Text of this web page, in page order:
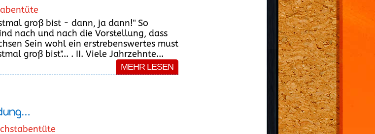
groß bist - dann, ja dann!" So
nach und nach die Vorstellung, dass
Sein wohl ein erstrebenswertes must
groß bist"... . II. Viele Jahrzehnte...
MEHR LESEN